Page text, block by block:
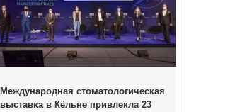
Международная стоматологическая
выставка в Кёльне привлекла 23